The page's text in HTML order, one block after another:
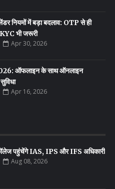
नियमों में बड़ा बदलाव: OTP से ही
भी जरूरी
Apr 30, 2026
ऑफलाइन के साथ ऑनलाइन
Apr 16, 2026
पहुंचेंगे IAS, IPS और IFS अधिकारी
Aug 08, 2026